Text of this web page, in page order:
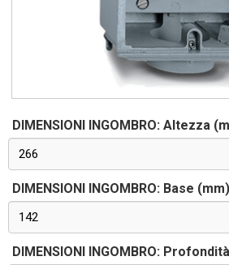
DIMENSIONI INGOMBRO: Altezza
266
DIMENSIONI INGOMBRO: Base (mm)
142
DIMENSIONI INGOMBRO: